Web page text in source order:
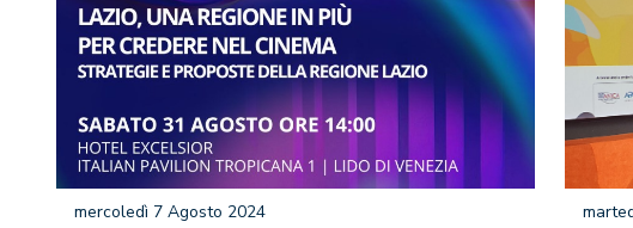
mercoledì 7 Agosto 2024